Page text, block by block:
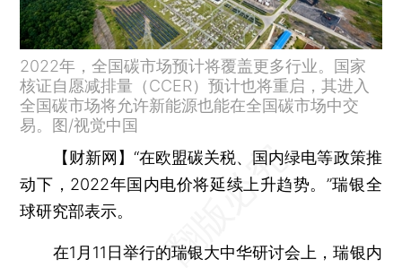
2022年，全国碳市场预计将覆盖更多行业。国家
核证自愿减排量（CCER）预计也将重启，其进入
全国碳市场将允许新能源也能在全国碳市场中交
易。图/视觉中国
【财新网】 “在欧盟碳关税、国内绿电等政策推
动下，2022年国内电价将延续上升趋势。”瑞银全
球研究部表示。
在1月11日举行的瑞银大中华研讨会上，瑞银内